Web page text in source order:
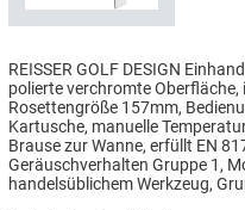
REISSER GOLF DESIGN
polierte verchromte
Rosettengröße 157mm,
Kartusche, manuelle
Brause zur Wanne, erfüllt EN
Geräuschverhalten Gruppe 1,
handelsüblichem Werkzeug,